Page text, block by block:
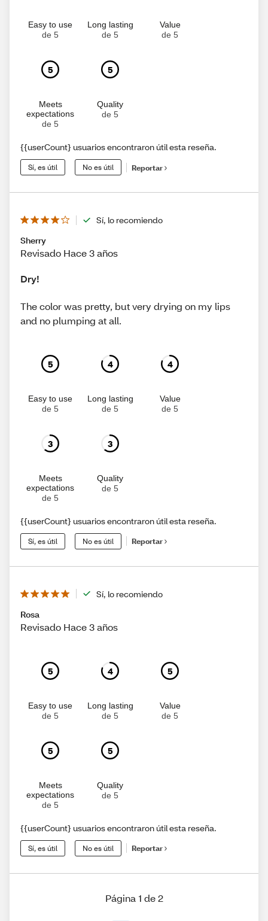
Easy to use
de 5
Long lasting
de 5
Value
de 5
5
Meets
expectations
de 5
5
Quality
de 5
{{userCount} usuarios encontraron útil esta reseña.
Sí, es útil No es útil Reportar
Sí, lo recomiendo
Sherry
Revisado Hace 3 años
Dry!
The color was pretty, but very drying on my lips
and no plumping at all.
5
Easy to use
de 5
4
Long lasting
de 5
4
Value
de 5
3
Meets
expectations
de 5
3
Quality
de 5
{{userCount} usuarios encontraron útil esta reseña.
Sí, es útil No es útil Reportar
Sí, lo recomiendo
Rosa
Revisado Hace 3 años
5
Easy to use
de 5
4
Long lasting
de 5
5
Value
de 5
5
Meets
expectations
de 5
5
Quality
de 5
{{userCount} usuarios encontraron útil esta reseña.
Sí, es útil No es útil Reportar
Página 1 de 2